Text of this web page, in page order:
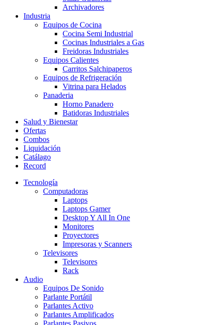
Archivadores
Industria
Equipos de Cocina
Cocina Semi Industrial
Cocinas Industriales a Gas
Freidoras Industriales
Equipos Calientes
Carritos Salchipaperos
Equipos de Refrigeración
Vitrina para Helados
Panaderia
Horno Panadero
Batidoras Industriales
Salud y Bienestar
Ofertas
Combos
Liquidación
Catálago
Record
Tecnología
Computadoras
Laptops
Laptops Gamer
Desktop Y All In One
Monitores
Proyectores
Impresoras y Scanners
Televisores
Televisores
Rack
Audio
Equipos De Sonido
Parlante Portátil
Parlantes Activo
Parlantes Amplificados